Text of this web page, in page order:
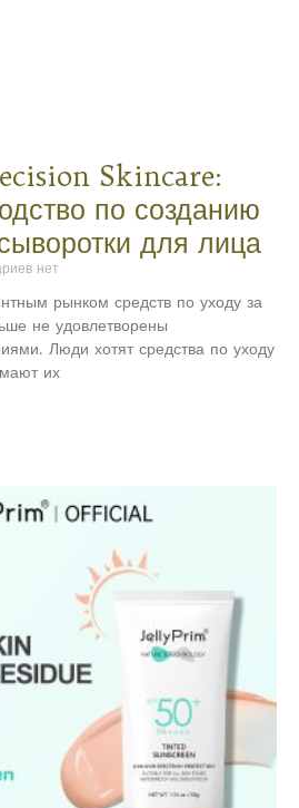
Skincare:
по созданию
для лица
нет
рынком средств по уходу за
не удовлетворены
Люди хотят средства по уходу
их